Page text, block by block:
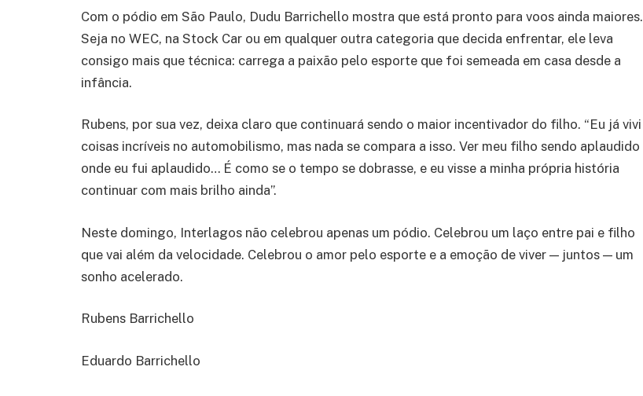
Com o pódio em São Paulo, Dudu Barrichello mostra que está pronto para voos ainda maiores.
Seja no WEC, na Stock Car ou em qualquer outra categoria que decida enfrentar, ele leva
consigo mais que técnica: carrega a paixão pelo esporte que foi semeada em casa desde a
infância.
Rubens, por sua vez, deixa claro que continuará sendo o maior incentivador do filho. “Eu já vivi
coisas incríveis no automobilismo, mas nada se compara a isso. Ver meu filho sendo aplaudido
onde eu fui aplaudido… É como se o tempo se dobrasse, e eu visse a minha própria história
continuar com mais brilho ainda”.
Neste domingo, Interlagos não celebrou apenas um pódio. Celebrou um laço entre pai e filho
que vai além da velocidade. Celebrou o amor pelo esporte e a emoção de viver — juntos — um
sonho acelerado.
Rubens Barrichello
Eduardo Barrichello